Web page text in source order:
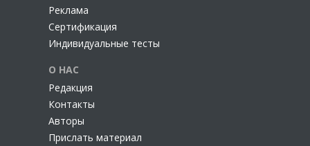
Реклама
Сертификация
Индивидуальные тесты
О НАС
Редакция
Контакты
Авторы
Прислать материал